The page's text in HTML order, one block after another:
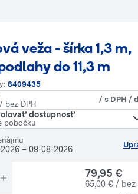
veža - šírka 1,3 m,
do 11,3 m
8409435
bez DPH
/ s DPH /
dostupnosť
pobočku
– 09-08-2026
79,95 €
65,00 € / bez